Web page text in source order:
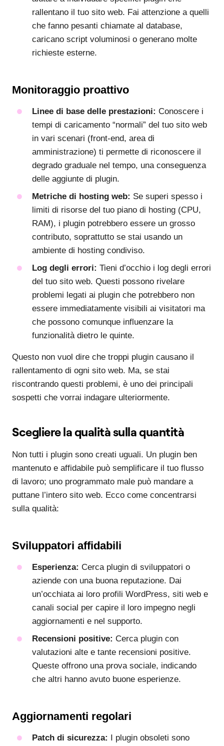
rallentano il tuo sito web. Fai attenzione a quelli
che fanno pesanti chiamate al database,
caricano script voluminosi o generano molte
richieste esterne.
Monitoraggio proattivo
Linee di base delle prestazioni: Conoscere i
tempi di caricamento “normali” del tuo sito web
in vari scenari (front-end, area di
amministrazione) ti permette di riconoscere il
degrado graduale nel tempo, una conseguenza
delle aggiunte di plugin.
Metriche di hosting web: Se superi spesso i
limiti di risorse del tuo piano di hosting (CPU,
RAM), i plugin potrebbero essere un grosso
contributo, soprattutto se stai usando un
ambiente di hosting condiviso.
Log degli errori: Tieni d’occhio i log degli errori
del tuo sito web. Questi possono rivelare
problemi legati ai plugin che potrebbero non
essere immediatamente visibili ai visitatori ma
che possono comunque influenzare la
funzionalità dietro le quinte.
Questo non vuol dire che troppi plugin causano il
rallentamento di ogni sito web. Ma, se stai
riscontrando questi problemi, è uno dei principali
sospetti che vorrai indagare ulteriormente.
Scegliere la qualità sulla quantità
Non tutti i plugin sono creati uguali. Un plugin ben
mantenuto e affidabile può semplificare il tuo flusso
di lavoro; uno programmato male può mandare a
puttane l’intero sito web. Ecco come concentrarsi
sulla qualità:
Sviluppatori affidabili
Esperienza: Cerca plugin di sviluppatori o
aziende con una buona reputazione. Dai
un’occhiata ai loro profili WordPress, siti web e
canali social per capire il loro impegno negli
aggiornamenti e nel supporto.
Recensioni positive: Cerca plugin con
valutazioni alte e tante recensioni positive.
Queste offrono una prova sociale, indicando
che altri hanno avuto buone esperienze.
Aggiornamenti regolari
Patch di sicurezza: I plugin obsoleti sono